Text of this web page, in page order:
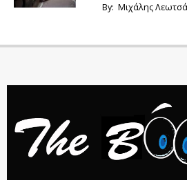
By: Μιχάλης